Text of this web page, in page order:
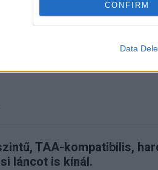
CONFIRM
Data
még a
megfelel
TAA-kompatibilis,
láncot is kínál.